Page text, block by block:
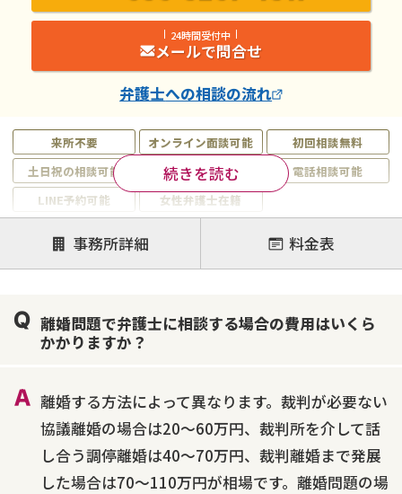
来所不要 オンライン面談可能
初回相談無料
土日祝の相談可能
19時以降電話可能
電話相談可能
LINE予約可能
女性弁護士在籍
注力案件
離婚前相談
離婚調停
離婚裁判
不貞・不倫慰謝料請求
国際離婚
養育費問題
財産分与
続きを読む
24時間受付中
メールで問合せ
弁護士への相談の流れ
事務所詳細 料金表
離婚問題で弁護士に相談する場合の費用はいくら
かかりますか？
離婚する方法によって異なります。裁判が必要ない
協議離婚の場合は20～60万円、裁判所を介して話
し合う調停離婚は40～70万円、裁判離婚まで発展
した場合は70～110万円が相場です。離婚問題の場